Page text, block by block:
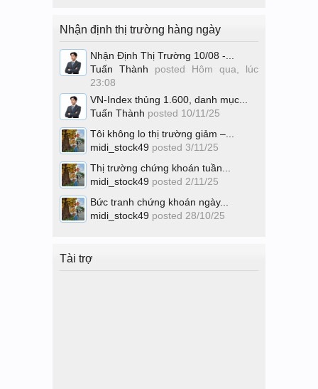
Nhận định thị trường hàng ngày
Nhận Định Thị Trường 10/08 -...
Tuấn Thành posted Hôm qua, lúc
23:08
VN-Index thủng 1.600, danh mục...
Tuấn Thành posted 10/11/25
Tôi không lo thị trường giảm –...
midi_stock49 posted 3/11/25
Thị trường chứng khoán tuần...
midi_stock49 posted 2/11/25
Bức tranh chứng khoán ngày...
midi_stock49 posted 28/10/25
Tài trợ